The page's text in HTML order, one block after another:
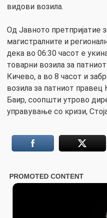
видови возила.
Од Јавното претпријатие
магистралните и
дека во 06:30 часот е
товарни возила за
Кичево, а во 8 часот и
возила за патниот
Баир, соопшти утрово
управување со кризи,